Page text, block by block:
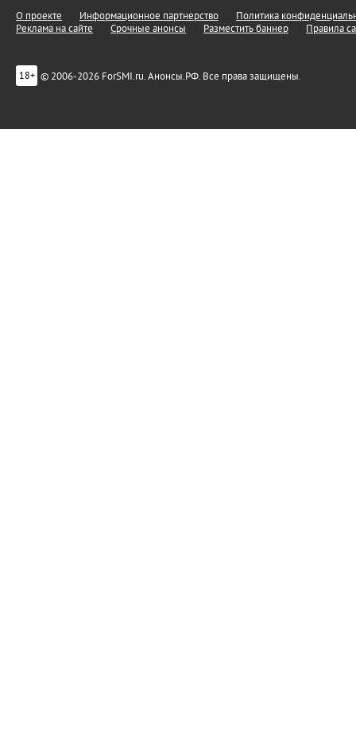
О проекте Информационное партнерство
Политика
Реклама на сайте
Срочные анонсы Разместить баннер Правила
18+ © 2006-2026 ForSMI.ru. Анонсы.РФ. Все права защищены.